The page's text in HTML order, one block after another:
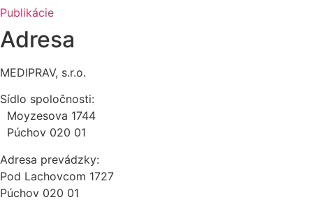
Publikácie
Adresa
MEDIPRAV, s.r.o.
Sídlo spoločnosti:
Moyzesova 1744
Púchov 020 01
Adresa prevádzky:
Pod Lachovcom 1727
Púchov 020 01